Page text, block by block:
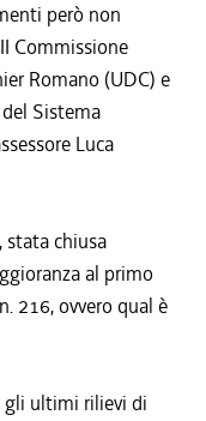
però non
Commissione
Romano (UDC) e
Sistema
Luca
stata chiusa
al primo
216, ovvero qual è
gli ultimi rilievi di